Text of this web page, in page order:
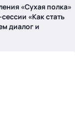
«Сухая полка»
«Как стать
диалог и